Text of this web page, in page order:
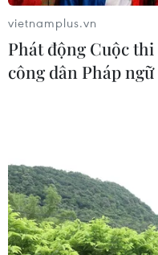
Cả nước đang có 38
tuyến cho học sinh để
14 tỉnh, thành kết hợp
vietnamplus.vn
Phát động Cuộc thi
công dân Pháp ngữ